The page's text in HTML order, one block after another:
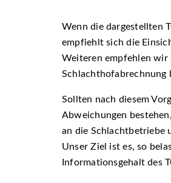
Wenn die dargestellten
empfiehlt sich die
Weiteren empfehlen wir
Schlachthofabrechnung
Sollten nach diesem
Abweichungen
an die Schlachtbetriebe
Unser Ziel ist es, so
Informationsgehalt des